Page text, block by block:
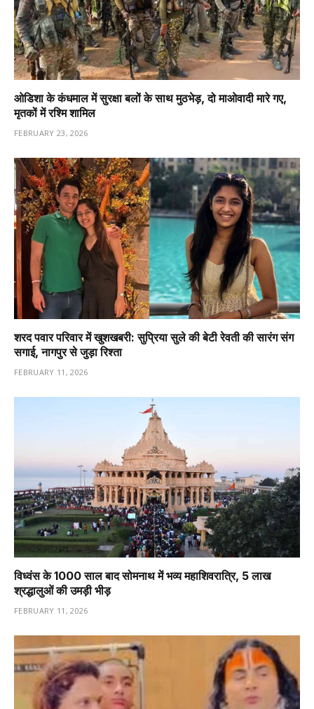
ओडिशा के कंधमाल में सुरक्षा बलों के साथ मुठभेड़, दो माओवादी मारे गए,
मृतकों में रश्मि शामिल
FEBRUARY 23, 2026
शरद पवार परिवार में खुशखबरी: सुप्रिया सुले की बेटी रेवती की सारंग संग
सगाई, नागपुर से जुड़ा रिश्ता
FEBRUARY 11, 2026
विध्वंस के 1000 साल बाद सोमनाथ में भव्य महाशिवरात्रि, 5 लाख
श्रद्धालुओं की उमड़ी भीड़
FEBRUARY 11, 2026